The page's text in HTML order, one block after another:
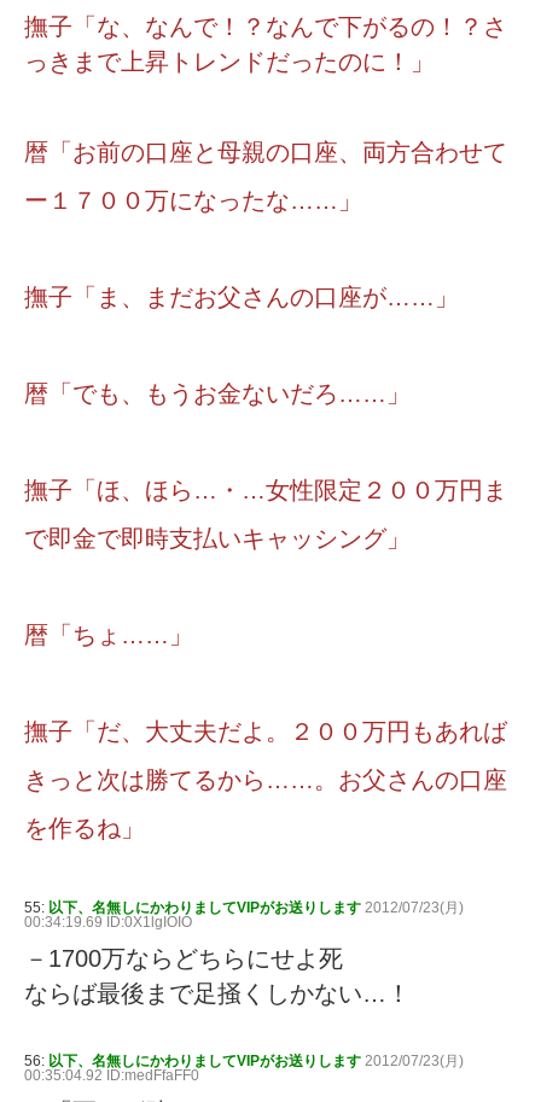
撫子「な、なんで！？なんで下がるの！？さ
っきまで上昇トレンドだったのに！」
暦「お前の口座と母親の口座、両方合わせて
ー１７００万になったな……」
撫子「ま、まだお父さんの口座が……」
暦「でも、もうお金ないだろ……」
撫子「ほ、ほら…・…女性限定２００万円ま
で即金で即時支払いキャッシング」
暦「ちょ……」
撫子「だ、大丈夫だよ。２００万円もあれば
きっと次は勝てるから……。お父さんの口座
を作るね」
55: 以下、名無しにかわりましてVIPがお送りします 2012/07/23(月)
00:34:19.69 ID:0X1lgIOIO
－1700万ならどちらにせよ死
ならば最後まで足掻くしかない…！
56: 以下、名無しにかわりましてVIPがお送りします 2012/07/23(月)
00:35:04.92 ID:medFfaFF0